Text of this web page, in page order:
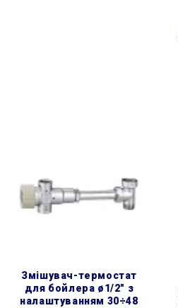
змішувач-термостат
для бойлера ø1/2″ з
налаштуванням 30÷48